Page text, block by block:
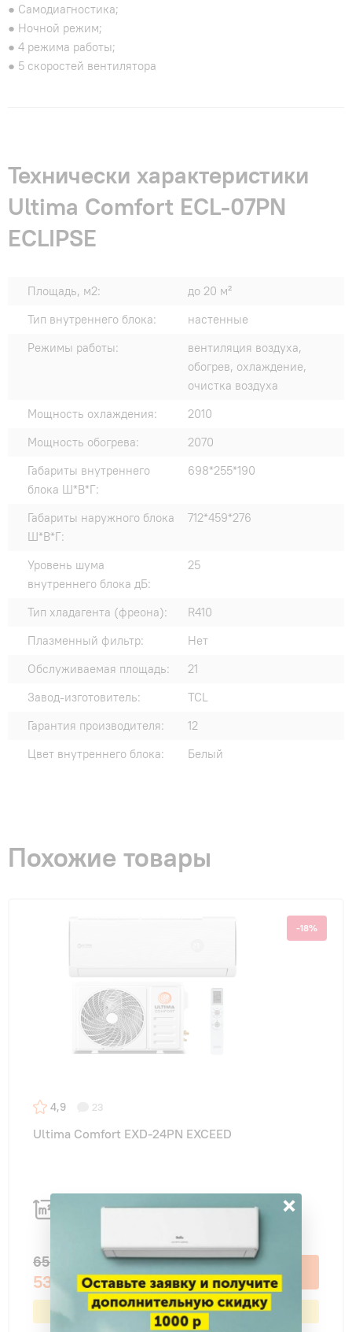
● Самодиагностика;
● Ночной режим;
● 4 режима работы;
● 5 скоростей вентилятора
Технически характеристики
Ultima Comfort ECL-07PN
ECLIPSE
Площадь, м2:
до 20 м²
Тип внутреннего блока:
настенные
Режимы работы:
вентиляция воздуха,
обогрев, охлаждение,
очистка воздуха
Мощность охлаждения:
2010
Мощность обогрева:
2070
Габариты внутреннего
блока Ш*В*Г:
698*255*190
Габариты наружного блока
Ш*В*Г:
712*459*276
Уровень шума
внутреннего блока дБ:
25
Тип хладагента (фреона):
R410
Плазменный фильтр:
Нет
Обслуживаемая площадь:
21
Завод-изготовитель:
TCL
Гарантия производителя:
12
Цвет внутреннего блока:
Белый
Похожие товары
-18%
4,9 23
Ultima Comfort EXD-24PN EXCEED
65 000 ₽
53 300 ₽ В корзину
Выгода 18% или 11 700 ₽
×